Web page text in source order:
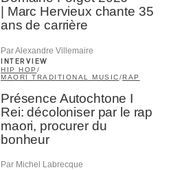
| Marc Hervieux chante 35
ans de carrière
Par Alexandre Villemaire
INTERVIEW
HIP HOP /
MAORI TRADITIONAL MUSIC/RAP
Présence Autochtone I
Rei: décoloniser par le rap
maori, procurer du
bonheur
Par Michel Labrecque